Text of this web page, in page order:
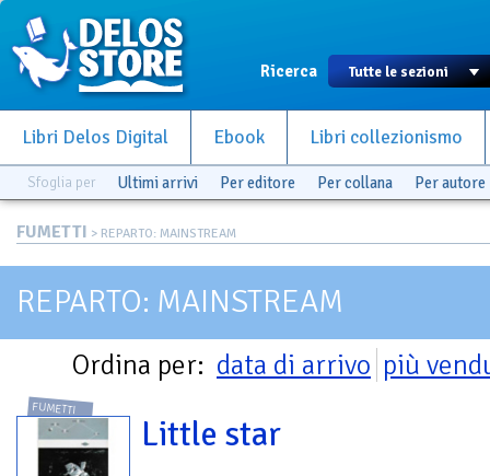
Ricerca
Libri Delos Digital Ebook Libri collezionismo
Sfoglia per Ultimi arrivi Per editore Per collana Per autore
FUMETTI > REPARTO: MAINSTREAM
REPARTO: MAINSTREAM
Ordina per: data di arrivo più
FUMETTI
Little star